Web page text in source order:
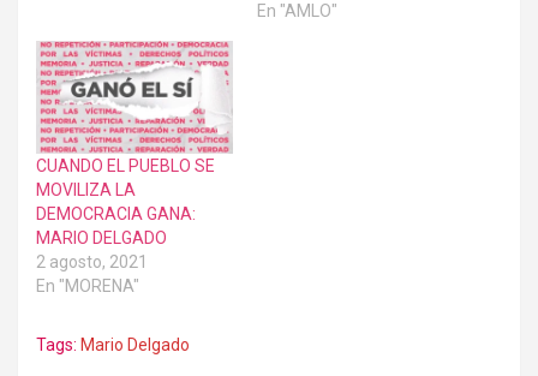
En "AMLO"
CUANDO EL PUEBLO SE
MOVILIZA LA
DEMOCRACIA GANA:
MARIO DELGADO
2 agosto, 2021
En "MORENA"
Tags: Mario Delgado